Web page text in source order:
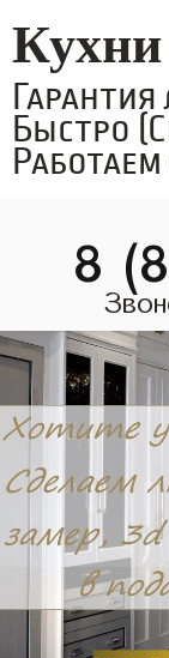
Быстро
Работаем
8